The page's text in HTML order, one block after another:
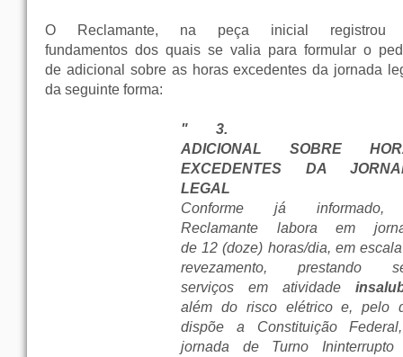
O Reclamante, na peça inicial registrou
fundamentos dos quais se valia para formular o
de adicional sobre as horas excedentes da jornada
da seguinte forma:
" 3.
ADICIONAL SOBRE
EXCEDENTES DA
LEGAL
Conforme já
Reclamante labora em
de 12 (doze) horas/dia, em
revezamento, prestando
serviços em atividade
além do risco elétrico e, pelo
dispõe a Constituição
jornada de Turno Ininterrupto